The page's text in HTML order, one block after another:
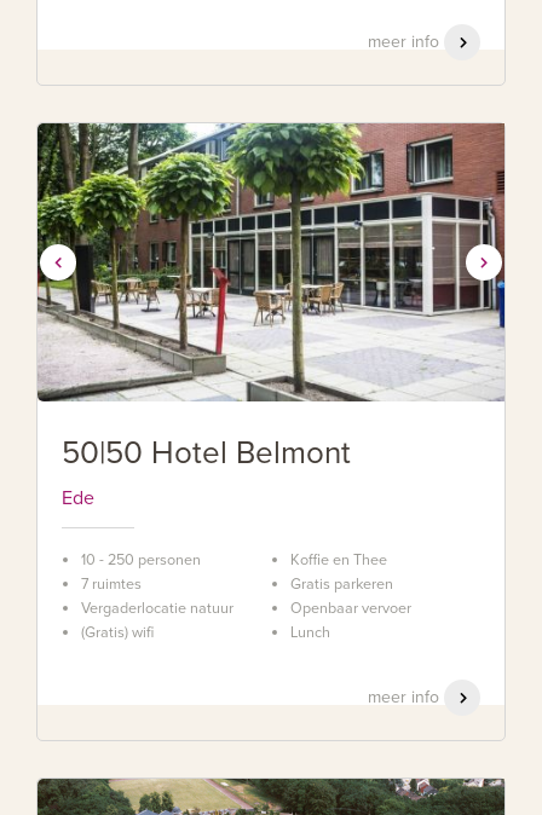
meer info
50|50 Hotel Belmont
Ede
10 - 250 personen
7 ruimtes
Vergaderlocatie natuur
(Gratis) wifi
Koffie en Thee
Gratis parkeren
Openbaar vervoer
Lunch
meer info